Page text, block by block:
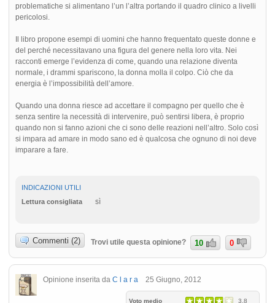
problematiche si alimentano l’un l’altra portando il quadro clinico a livelli
pericolosi.
Il libro propone esempi di uomini che hanno frequentato queste donne e
del perché necessitavano una figura del genere nella loro vita. Nei
racconti emerge l’evidenza di come, quando una relazione diventa
normale, i drammi spariscono, la donna molla il colpo. Ciò che da
energia è l’impossibilità dell’amore.
Quando una donna riesce ad accettare il compagno per quello che è
senza sentire la necessità di intervenire, può sentirsi libera, è proprio
quando non si fanno azioni che ci sono delle reazioni nell’altro. Solo così
si impara ad amare in modo sano ed è qualcosa che ognuno di noi deve
imparare a fare.
INDICAZIONI UTILI
Lettura consigliata
sì
Commenti (2) Trovi utile questa opinione? 10 0
Opinione inserita da C l a r a 25 Giugno, 2012
Voto medio 3.8